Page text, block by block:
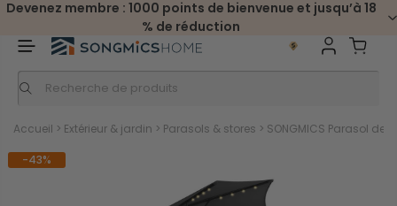
Devenez membre : 1000 points de bienvenue et jusqu’à 18
% de réduction
Accueil > Extérieur & jardin > Parasols & stores > SONGMICS Parasol de
-43%